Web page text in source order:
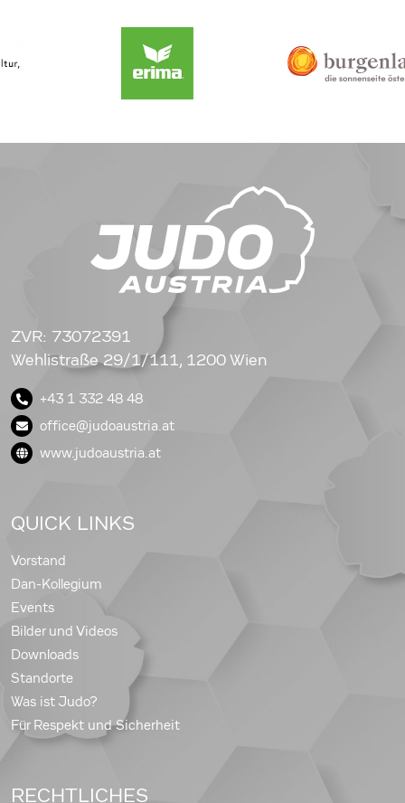
ZVR: 73072391
Wehlistraße 29/1/111, 1200 Wien
+43 1 332 48 48
office@judoaustria.at
www.judoaustria.at
QUICK LINKS
Vorstand
Dan-Kollegium
Events
Bilder und Videos
Downloads
Standorte
Was ist Judo?
Für Respekt und Sicherheit
RECHTLICHES